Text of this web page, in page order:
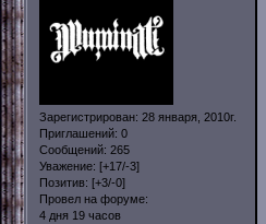
Зарегистрирован: 28 января, 2010г.
Приглашений: 0
Сообщений: 265
Уважение: [+17/-3]
Позитив: [+3/-0]
Провел на форуме:
4 дня 19 часов